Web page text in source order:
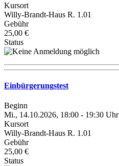
Kursort
Willy-Brandt-Haus R. 1.01
Gebühr
25,00 €
Status
Einbürgerungstest
Beginn
Mi., 14.10.2026, 18:00 - 19:30 Uhr
Kursort
Willy-Brandt-Haus R. 1.01
Gebühr
25,00 €
Status